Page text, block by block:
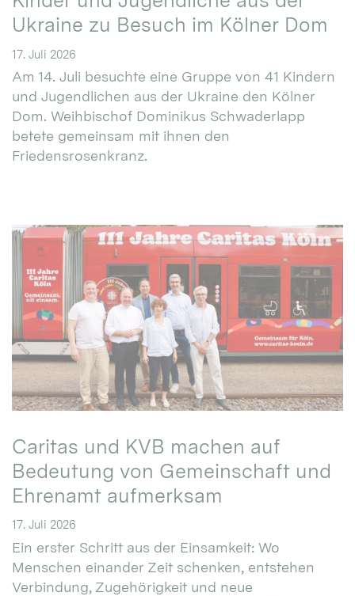
Ukraine zu Besuch im Kölner Dom
17. Juli 2026
Am 14. Juli besuchte eine Gruppe von 41 Kindern
und Jugendlichen aus der Ukraine den Kölner
Dom. Weihbischof Dominikus Schwaderlapp
betete gemeinsam mit ihnen den
Friedensrosenkranz.
Caritas und KVB machen auf
Bedeutung von Gemeinschaft und
Ehrenamt aufmerksam
17. Juli 2026
Ein erster Schritt aus der Einsamkeit: Wo
Menschen einander Zeit schenken, entstehen
Verbindung, Zugehörigkeit und neue